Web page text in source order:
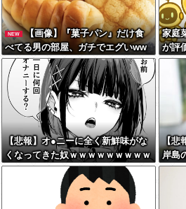
NEW
【画像】『菓子パン』だけ食
べてる男の部屋、ガチでエグいww
wwww
家庭
が評
【悲報】オ●ニーに全く新鮮味がな
くなってきた奴ｗｗｗｗｗｗｗｗｗ
ｗ
【悲
岸島